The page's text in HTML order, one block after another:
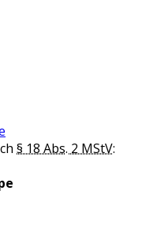
§ 18 Abs. 2 MStV: